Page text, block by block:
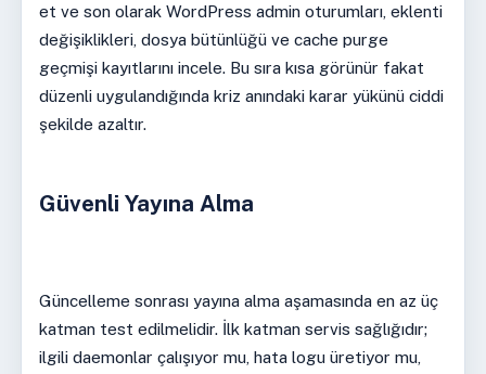
et ve son olarak WordPress admin oturumları, eklenti
değişiklikleri, dosya bütünlüğü ve cache purge
geçmişi kayıtlarını incele. Bu sıra kısa görünür fakat
düzenli uygulandığında kriz anındaki karar yükünü ciddi
şekilde azaltır.
Güvenli Yayına Alma
Güncelleme sonrası yayına alma aşamasında en az üç
katman test edilmelidir. İlk katman servis sağlığıdır;
ilgili daemonlar çalışıyor mu, hata logu üretiyor mu,